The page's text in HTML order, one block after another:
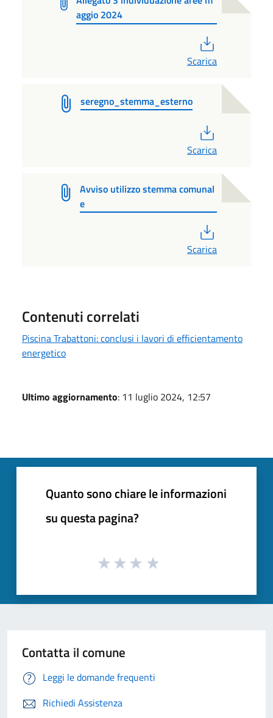
aggio 2024
Scarica
seregno_stemma_esterno
Scarica
Avviso utilizzo stemma comunal
e
Scarica
Contenuti correlati
Piscina Trabattoni: conclusi i lavori di efficientamento
energetico
Ultimo aggiornamento: 11 luglio 2024, 12:57
Quanto sono chiare le informazioni
su questa pagina?
Contatta il comune
Leggi le domande frequenti
Richiedi Assistenza